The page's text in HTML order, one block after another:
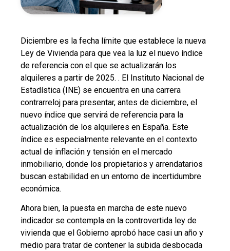
Diciembre es la fecha límite que establece la nueva
Ley de Vivienda para que vea la luz el nuevo índice
de referencia con el que se actualizarán los
alquileres a partir de 2025. . El Instituto Nacional de
Estadística (INE) se encuentra en una carrera
contrarreloj para presentar, antes de diciembre, el
nuevo índice que servirá de referencia para la
actualización de los alquileres en España. Este
índice es especialmente relevante en el contexto
actual de inflación y tensión en el mercado
inmobiliario, donde los propietarios y arrendatarios
buscan estabilidad en un entorno de incertidumbre
económica.
Ahora bien, la puesta en marcha de este nuevo
indicador se contempla en la controvertida ley de
vivienda que el Gobierno aprobó hace casi un año y
medio para tratar de contener la subida desbocada